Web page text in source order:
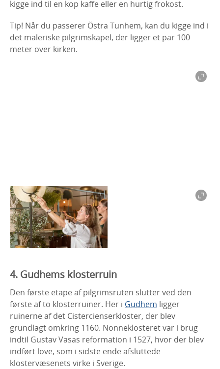
kigge ind til en kop kaffe eller en hurtig frokost.
Tip! Når du passerer Östra Tunhem, kan du kigge ind i
det maleriske pilgrimskapel, der ligger et par 100
meter over kirken.
4. Gudhems klosterruin
Den første etape af pilgrimsruten slutter ved den
første af to klosterruiner. Her i Gudhem ligger
ruinerne af det Cistercienserkloster, der blev
grundlagt omkring 1160. Nonneklosteret var i brug
indtil Gustav Vasas reformation i 1527, hvor der blev
indført love, som i sidste ende afsluttede
klostervæsenets virke i Sverige.